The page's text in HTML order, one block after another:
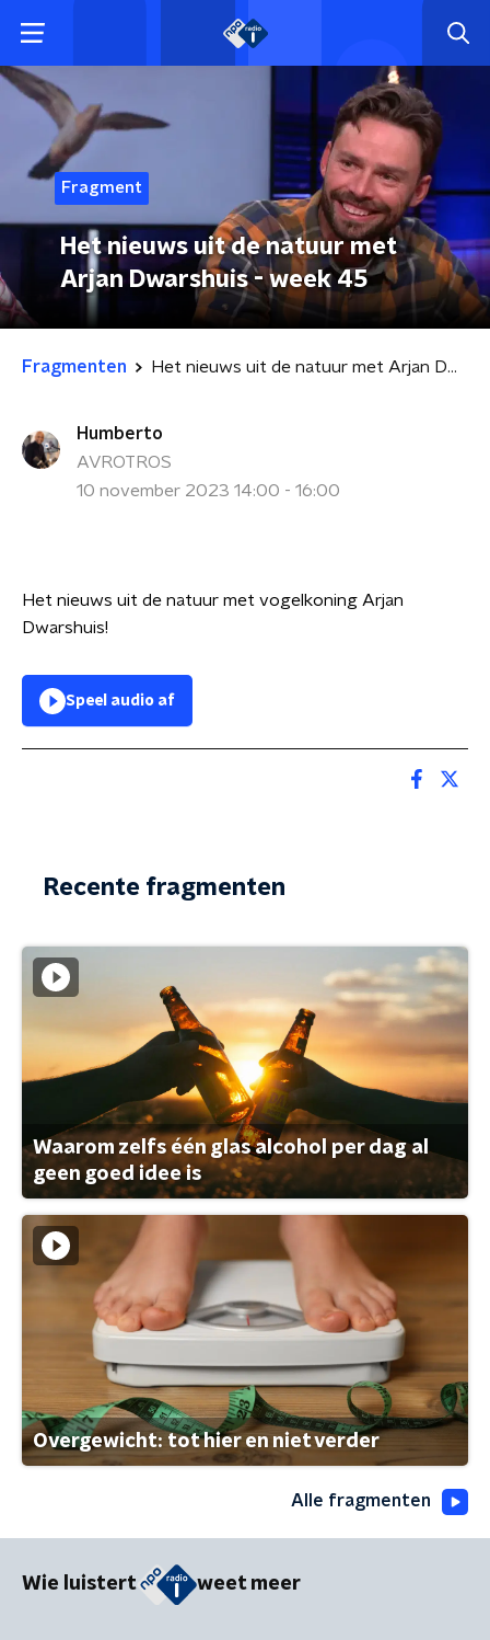
Fragment
Het nieuws uit de natuur met
Arjan Dwarshuis - week 45
Fragmenten Het nieuws uit de natuur met Arjan Dwarshuis - week 45
Humberto
AVROTROS
10 november 2023 14:00 - 16:00
Het nieuws uit de natuur met vogelkoning Arjan
Dwarshuis!
Speel audio af
Recente fragmenten
Waarom zelfs één glas alcohol per dag al
geen goed idee is
Overgewicht: tot hier en niet verder
Alle fragmenten
Wie luistert weet meer